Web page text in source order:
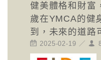
健美體格和財富
歲在YMCA的健
到，未來的道路
2025-02-19 ／